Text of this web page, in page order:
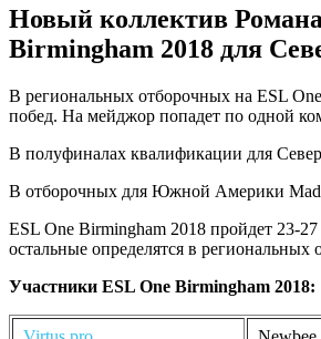
Новый коллектив
Birmingham 2018 для
В региональных отборочных на ESL
побед. На мейджор попадет по одной
В полуфиналах квалификации для
В отборочных для Южной Америки Mad
ESL One Birmingham 2018 пройдет 23-
остальные определятся в региональных
Участники ESL One Birmingham 2018: